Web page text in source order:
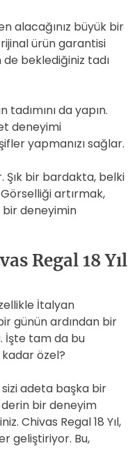
alacağınız büyük bir
ürün garantisi
de beklediğiniz tadı
tadımını da yapın.
deneyimi
yapmanızı sağlar.
Şık bir bardakta, belki
artırmak,
bir deneyimin
Regal 18 Yıl
İtalyan
günün ardından bir
İşte tam da bu
özel?
sizi adeta başka bir
bir deneyim
Chivas Regal 18 Yıl,
geliştiriyor. Bu,